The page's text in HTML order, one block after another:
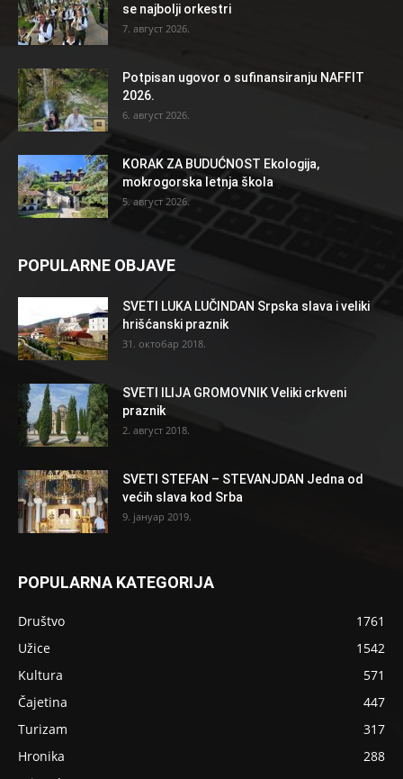
se najbolji orkestri
7. август 2026.
Potpisan ugovor o sufinansiranju NAFFIT
2026.
6. август 2026.
KORAK ZA BUDUĆNOST Ekologija,
mokrogorska letnja škola
5. август 2026.
POPULARNE OBJAVE
SVETI LUKA LUČINDAN Srpska slava i veliki
hrišćanski praznik
31. октобар 2018.
SVETI ILIJA GROMOVNIK Veliki crkveni
praznik
2. август 2018.
SVETI STEFAN – STEVANJDAN Jedna od
većih slava kod Srba
9. јануар 2019.
POPULARNA KATEGORIJA
Društvo
1761
Užice
1542
Kultura
571
Čajetina
447
Turizam
317
Hronika
288